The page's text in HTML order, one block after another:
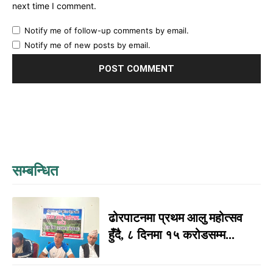
next time I comment.
Notify me of follow-up comments by email.
Notify me of new posts by email.
सम्बन्धित
ढोरपाटनमा प्रथम आलु महोत्सव
हुँदै, ८ दिनमा १५ करोडसम्म...